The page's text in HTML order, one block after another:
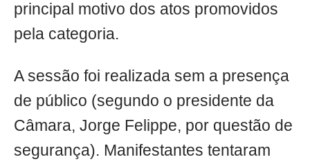
principal motivo dos atos promovidos
pela categoria.
A sessão foi realizada sem a presença
de público (segundo o presidente da
Câmara, Jorge Felippe, por questão de
segurança). Manifestantes tentaram